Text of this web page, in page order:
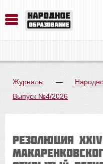
Журналы —
Выпуск №4/2026
Резолюция